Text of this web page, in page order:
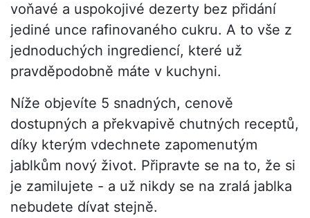
voňavé a uspokojivé dezerty bez přidání
jediné unce rafinovaného cukru. A to vše z
jednoduchých ingrediencí, které už
pravděpodobně máte v kuchyni.
Níže objevíte 5 snadných, cenově
dostupných a překvapivě chutných receptů,
díky kterým vdechnete zapomenutým
jablkům nový život. Připravte se na to, že si
je zamilujete - a už nikdy se na zralá jablka
nebudete dívat stejně.